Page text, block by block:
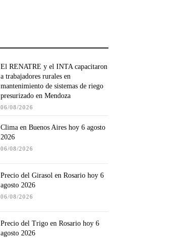
El RENATRE y el INTA capacitaron
a trabajadores rurales en
mantenimiento de sistemas de riego
presurizado en Mendoza
06/08/2026
Clima en Buenos Aires hoy 6 agosto
2026
06/08/2026
Precio del Girasol en Rosario hoy 6
agosto 2026
06/08/2026
Precio del Trigo en Rosario hoy 6
agosto 2026